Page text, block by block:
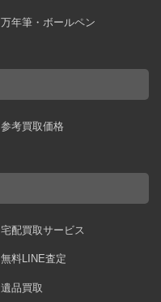
万年筆・ボールペン
参考買取価格
宅配買取サービス
無料LINE査定
遺品買取